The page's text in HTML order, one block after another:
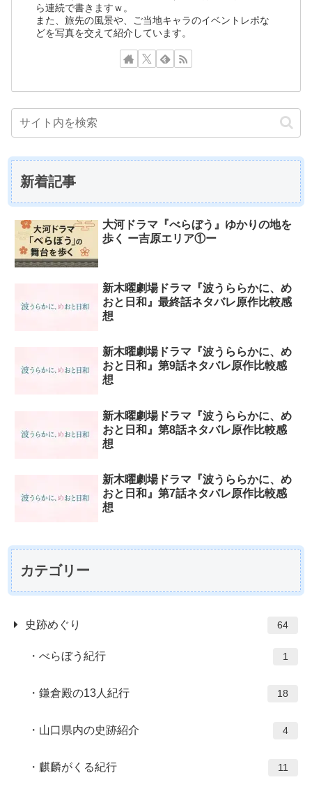
ら連続で書きますｗ。
また、旅先の風景や、ご当地キャラのイベントレポな
どを写真を交えて紹介しています。
新着記事
大河ドラマ『べらぼう』ゆかりの地を
歩く ー吉原エリア①ー
新木曜劇場ドラマ『波うららかに、め
おと日和』最終話ネタバレ原作比較感
想
新木曜劇場ドラマ『波うららかに、め
おと日和』第9話ネタバレ原作比較感
想
新木曜劇場ドラマ『波うららかに、め
おと日和』第8話ネタバレ原作比較感
想
新木曜劇場ドラマ『波うららかに、め
おと日和』第7話ネタバレ原作比較感
想
カテゴリー
史跡めぐり 64
べらぼう紀行 1
鎌倉殿の13人紀行 18
山口県内の史跡紹介 4
麒麟がくる紀行 11